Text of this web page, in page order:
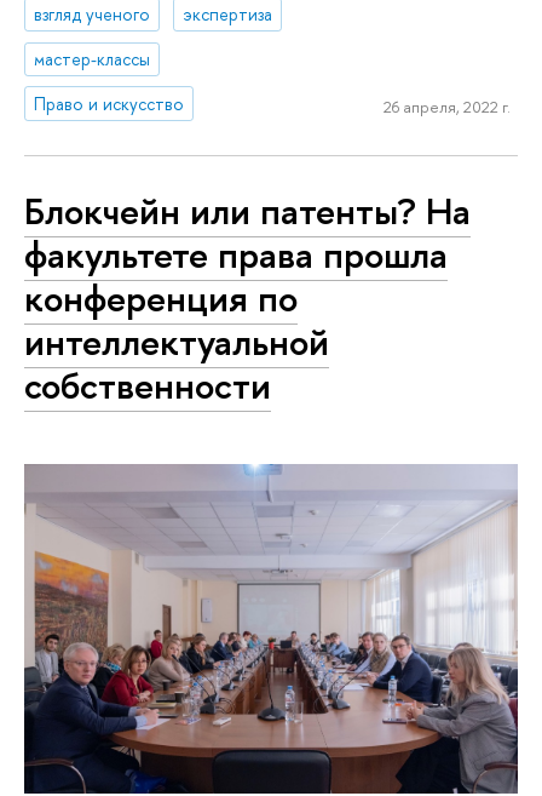
взгляд ученого
экспертиза
мастер-классы
Право и искусство
26 апреля, 2022 г.
Блокчейн или патенты? На
факультете права прошла
конференция по
интеллектуальной
собственности